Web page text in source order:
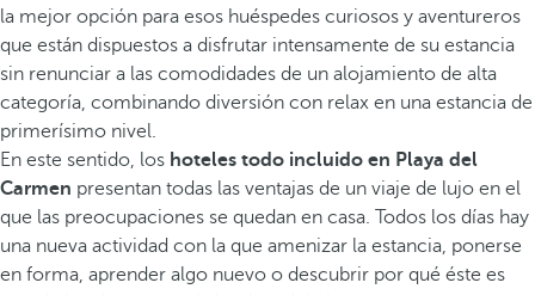
la mejor opción para esos huéspedes curiosos y aventureros
que están dispuestos a disfrutar intensamente de su estancia
sin renunciar a las comodidades de un alojamiento de alta
categoría, combinando diversión con relax en una estancia de
primerísimo nivel.
En este sentido, los hoteles todo incluido en Playa del
Carmen presentan todas las ventajas de un viaje de lujo en el
que las preocupaciones se quedan en casa. Todos los días hay
una nueva actividad con la que amenizar la estancia, ponerse
en forma, aprender algo nuevo o descubrir por qué éste es